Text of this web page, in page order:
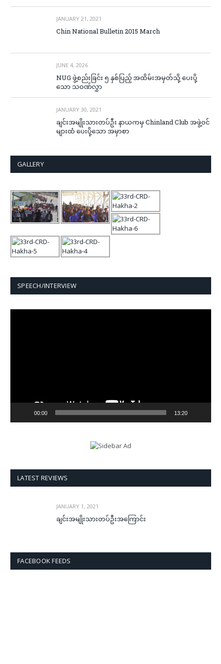
JANUARY 21, 2021
Chin National Bulletin 2015 March
JUNE 4, 2026
NUG ဖွဲ့စည်းခြင်း ၅ နှစ်ပြည့် အထိမ်းအမှတ်သို့ ပေးပို့
သော သဝဏ်လွှာ
JANUARY 30, 2021
ချင်းအမျိုးသားတပ်ဦး နာယကမှ Chinland Club အဖွဲ့ဝင်
များထံ ပေးပို့သော အမှာစာ
GALLERY
SPEECH/INTERVIEW
00:00 13:20
LATEST REVIEWS
JANUARY 1, 2021
ချင်းအမျိုးသားတပ်ဦးအကြောင်း
FACEBOOK FEEDS